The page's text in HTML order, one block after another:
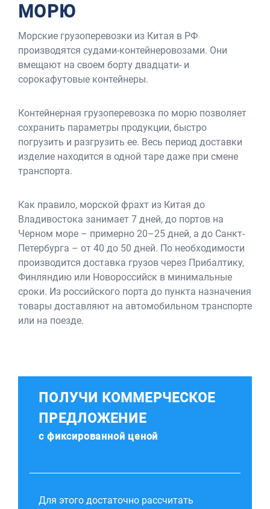
МОРЮ
Морские грузоперевозки из Китая в РФ
производятся судами-контейнеровозами. Они
вмещают на своем борту двадцати- и
сорокафутовые контейнеры.
Контейнерная грузоперевозка по морю позволяет
сохранить параметры продукции, быстро
погрузить и разгрузить ее. Весь период доставки
изделие находится в одной таре даже при смене
транспорта.
Как правило, морской фрахт из Китая до
Владивостока занимает 7 дней, до портов на
Черном море – примерно 20–25 дней, а до Санкт-
Петербурга – от 40 до 50 дней. По необходимости
производится доставка грузов через Прибалтику,
Финляндию или Новороссийск в минимальные
сроки. Из российского порта до пункта назначения
товары доставляют на автомобильном транспорте
или на поезде.
ПОЛУЧИ КОММЕРЧЕСКОЕ
ПРЕДЛОЖЕНИЕ
с фиксированной ценой
Для этого достаточно рассчитать